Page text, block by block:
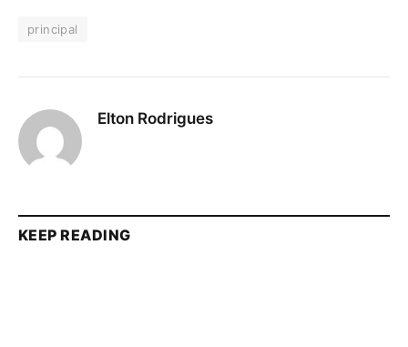
principal
Elton Rodrigues
KEEP READING